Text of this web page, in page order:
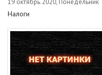
Налоги